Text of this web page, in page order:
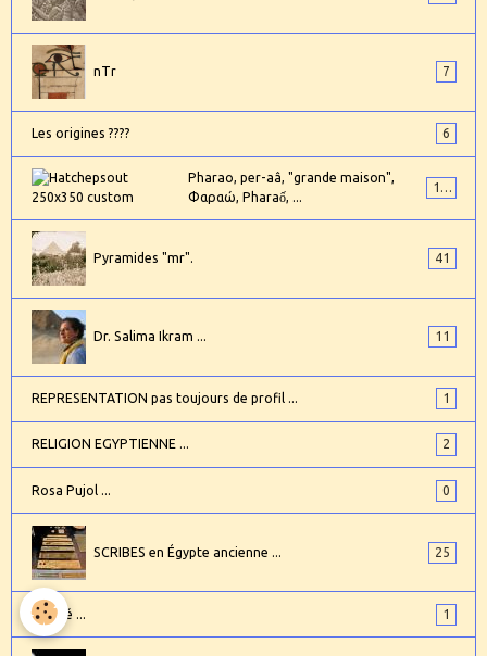
nTr 7
Les origines ???? 6
Pharao, per-aâ, "grande maison",
Φαραώ, Pharaố, ...
101
Pyramides "mr". 41
Dr. Salima Ikram ... 11
REPRESENTATION pas toujours de profil ... 1
RELIGION EGYPTIENNE ... 2
Rosa Pujol ... 0
SCRIBES en Égypte ancienne ... 25
Sinuhé ... 1